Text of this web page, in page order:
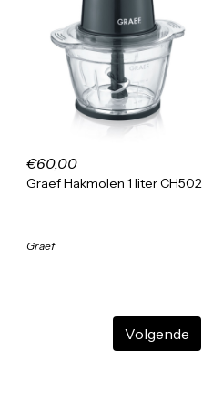
€60,00
Graef Hakmolen 1 liter CH502
Graef
Volgende